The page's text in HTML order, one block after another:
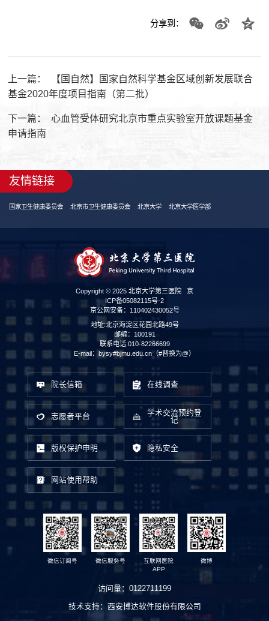
分享到：
上一篇：
【国自然】国家自然科学基金区域创新发展联合
基金2020年度项目指南（第二批）
下一篇：
心血管受体研究北京市重点实验室开放课题基金
申请指南
友情链接
国家卫生健康委员会 北京市卫生健康委员会 北京大学 北京大学医学部
Copyright © 2025 北京大学第三医院 京
ICP备05082115号-2
京公网安备：110402430052号
地址:北京海淀区花园北路49号
邮编：100191
联系电话:010-82266699
E-mail：bysy#bjmu.edu.cn（#替换为@）
院长信箱 在线调查
志愿者平台
学术交流预约登
记
版权保护申明 隐私安全
网站使用帮助
微信订阅号 微信服务号
互联网医院
APP
微博
访问量： 0122711199
技术支持： 西安博达软件股份有限公司